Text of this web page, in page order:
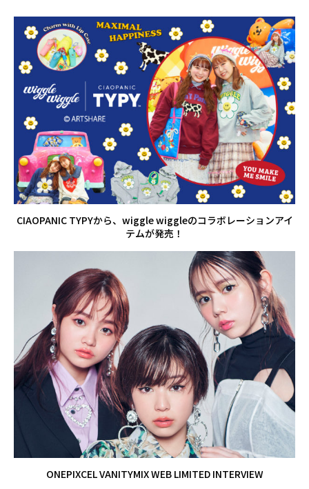
CIAOPANIC TYPYから、wiggle wiggleのコラボレーションアイ
テムが発売！
ONEPIXCEL VANITYMIX WEB LIMITED INTERVIEW